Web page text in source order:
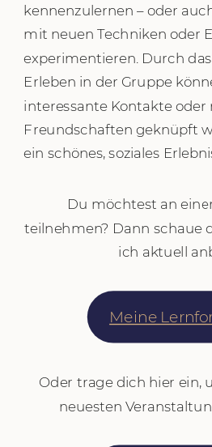
kennenzulernen – oder
mit neuen Techniken oder
experimentieren. Durch
Erleben in der Gruppe
interessante Kontakte oder
Freundschaften geknüpft
ein schönes, soziales
Du möchtest an
teilnehmen? Dann schaue
ich aktuell
Meine
Oder trage dich hier ein,
neuesten